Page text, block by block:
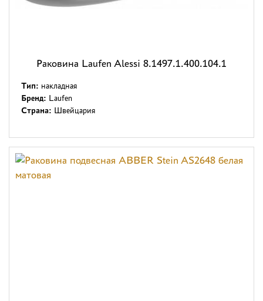
Раковина Laufen Alessi 8.1497.1.400.104.1
Тип: накладная
Бренд: Laufen
Страна: Швейцария